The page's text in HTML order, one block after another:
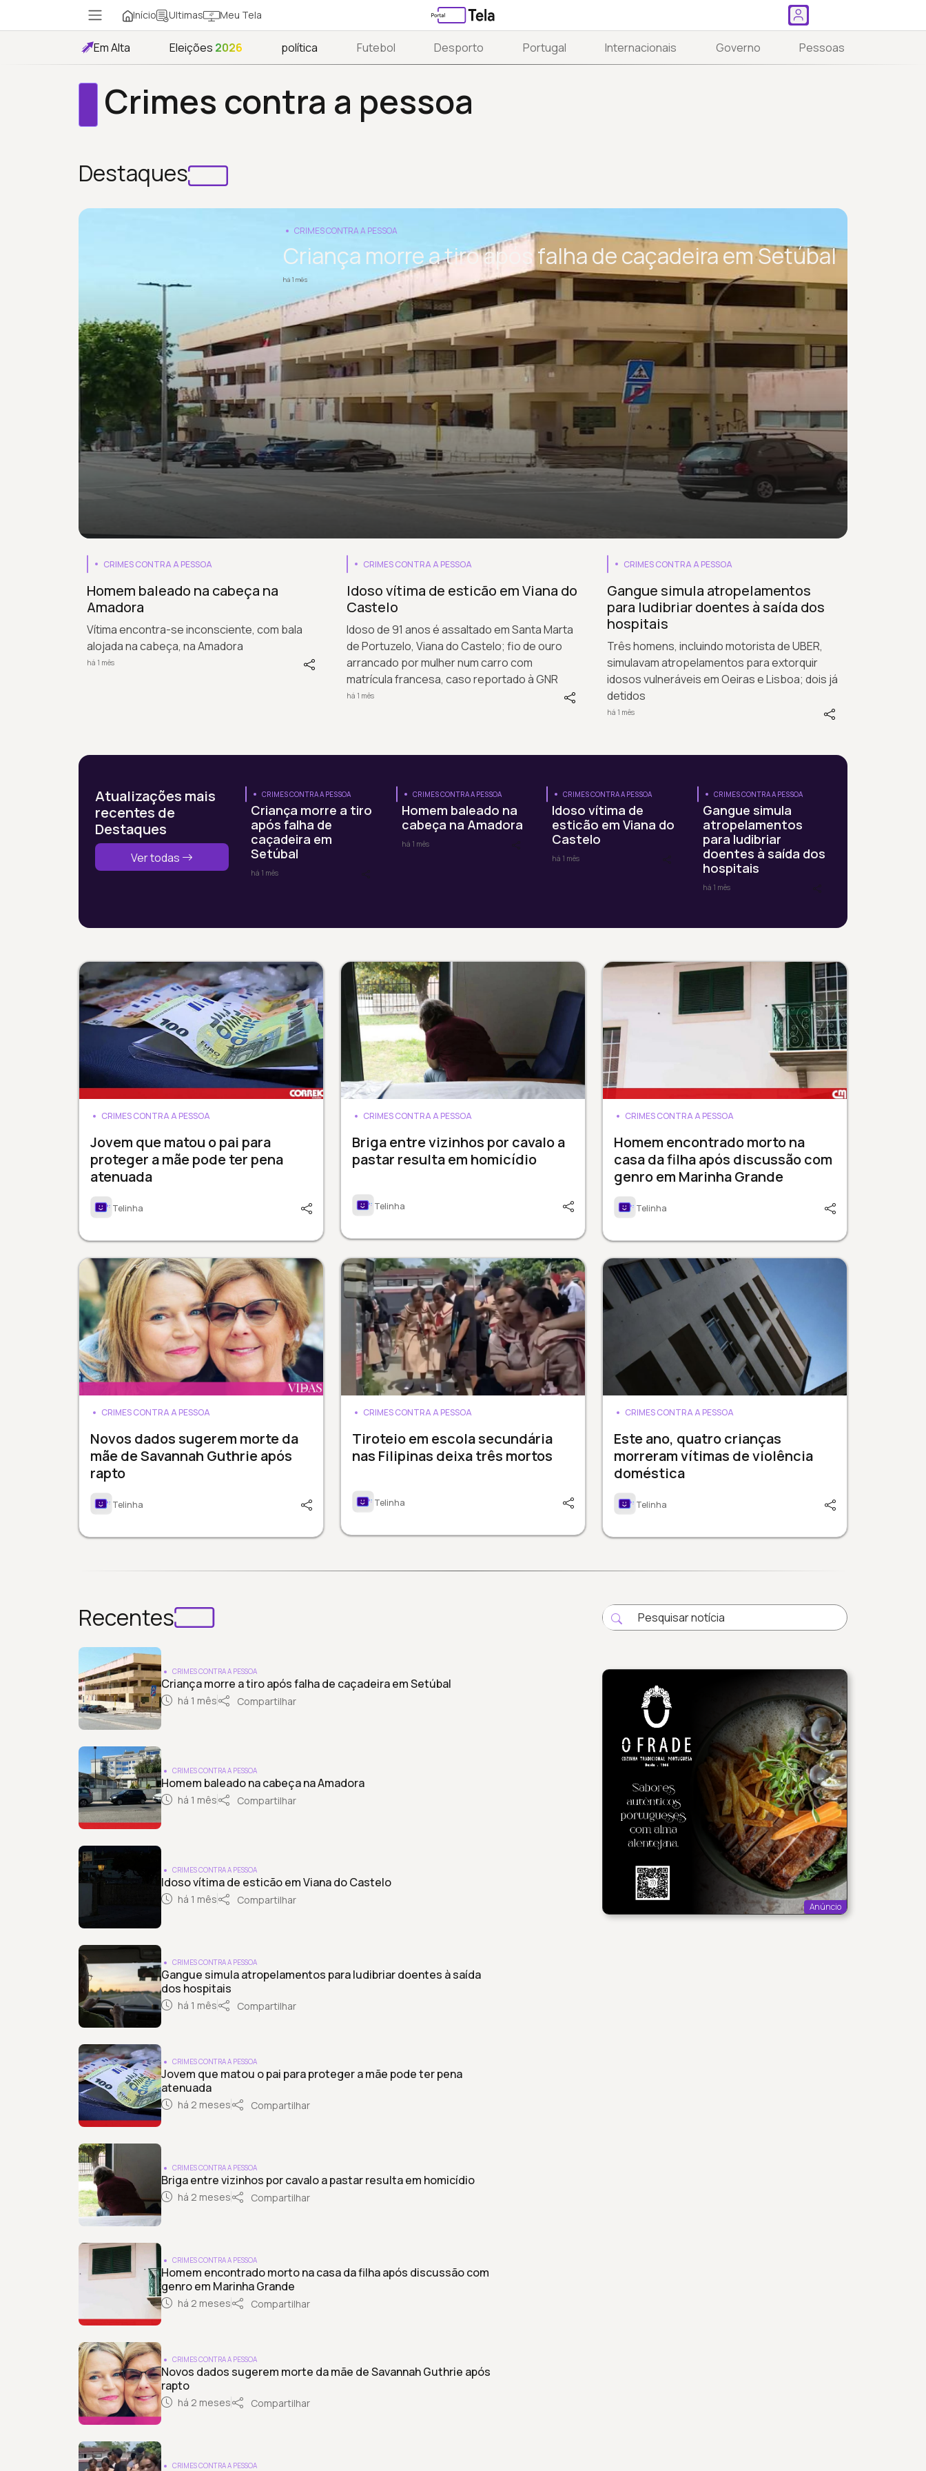
Início Ultimas Meu Tela
Em Alta Eleições 2026 política Futebol Desporto Portugal Internacionais Governo Pessoas
Crimes contra a pessoa
Destaques
CRIMES CONTRA A PESSOA
Criança morre a tiro após falha de caçadeira em Setúbal
há 1 mês
CRIMES CONTRA A PESSOA
Homem baleado na cabeça na
Amadora
Vítima encontra-se inconsciente, com bala
alojada na cabeça, na Amadora
há 1 mês
CRIMES CONTRA A PESSOA
Idoso vítima de esticão em Viana do
Castelo
Idoso de 91 anos é assaltado em Santa Marta
de Portuzelo, Viana do Castelo; fio de ouro
arrancado por mulher num carro com
matrícula francesa, caso reportado à GNR
há 1 mês
CRIMES CONTRA A PESSOA
Gangue simula atropelamentos
para ludibriar doentes à saída dos
hospitais
Três homens, incluindo motorista de UBER,
simulavam atropelamentos para extorquir
idosos vulneráveis em Oeiras e Lisboa; dois já
detidos
há 1 mês
Atualizações mais
recentes de
Destaques
Ver todas
CRIMES CONTRA A PESSOA
Criança morre a tiro
após falha de
caçadeira em
Setúbal
há 1 mês
CRIMES CONTRA A PESSOA
Homem baleado na
cabeça na Amadora
há 1 mês
CRIMES CONTRA A PESSOA
Idoso vítima de
esticão em Viana do
Castelo
há 1 mês
CRIMES CONTRA A PESSOA
Gangue simula
atropelamentos
para ludibriar
doentes à saída dos
hospitais
há 1 mês
CRIMES CONTRA A PESSOA
Jovem que matou o pai para
proteger a mãe pode ter pena
atenuada
Telinha
CRIMES CONTRA A PESSOA
Briga entre vizinhos por cavalo a
pastar resulta em homicídio
Telinha
CRIMES CONTRA A PESSOA
Homem encontrado morto na
casa da filha após discussão com
genro em Marinha Grande
Telinha
CRIMES CONTRA A PESSOA
Novos dados sugerem morte da
mãe de Savannah Guthrie após
rapto
Telinha
CRIMES CONTRA A PESSOA
Tiroteio em escola secundária
nas Filipinas deixa três mortos
Telinha
CRIMES CONTRA A PESSOA
Este ano, quatro crianças
morreram vítimas de violência
doméstica
Telinha
Recentes
Anúncio
CRIMES CONTRA A PESSOA
Criança morre a tiro após falha de caçadeira em Setúbal
há 1 mês Compartilhar
CRIMES CONTRA A PESSOA
Homem baleado na cabeça na Amadora
há 1 mês Compartilhar
CRIMES CONTRA A PESSOA
Idoso vítima de esticão em Viana do Castelo
há 1 mês Compartilhar
CRIMES CONTRA A PESSOA
Gangue simula atropelamentos para ludibriar doentes à saída
dos hospitais
há 1 mês Compartilhar
CRIMES CONTRA A PESSOA
Jovem que matou o pai para proteger a mãe pode ter pena
atenuada
há 2 meses Compartilhar
CRIMES CONTRA A PESSOA
Briga entre vizinhos por cavalo a pastar resulta em homicídio
há 2 meses Compartilhar
CRIMES CONTRA A PESSOA
Homem encontrado morto na casa da filha após discussão com
genro em Marinha Grande
há 2 meses Compartilhar
CRIMES CONTRA A PESSOA
Novos dados sugerem morte da mãe de Savannah Guthrie após
rapto
há 2 meses Compartilhar
CRIMES CONTRA A PESSOA